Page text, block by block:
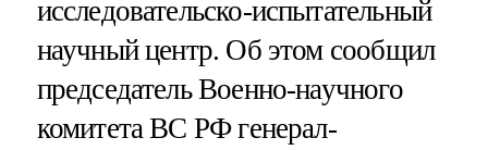
исследовательско-испытательный
научный центр. Об этом сообщил
председатель Военно-научного
комитета ВС РФ генерал-